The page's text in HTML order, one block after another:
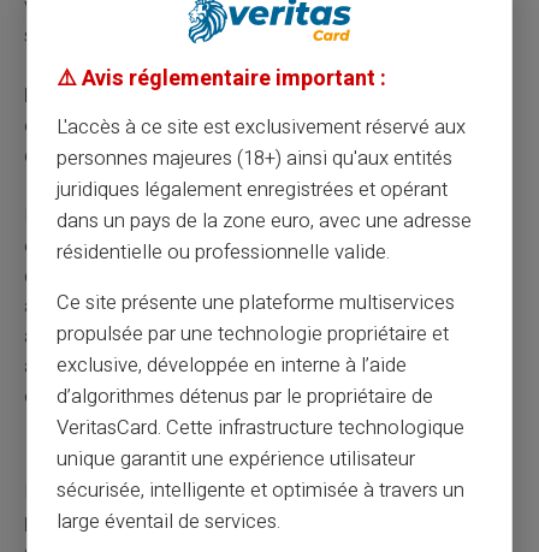
virement effectué, détectant rapidement toute activité
suspecte.
Plafonds :
Le montant des virements bancaires peut
être plafonné — ce plafond se définit dans la convention
de votre compte.
En appliquant ces étapes, vous réduisez les risques et
effectuez vos virements bancaires en toute sécurité,
durant une situation d'interdiction bancaire. La vigilance
active et la mise en place de dispositifs sécuritaires
adéquats protègent contre les fraudes et les erreurs,
assurant la sérénité lors de la réalisation de vos
opérations bancaires.
Droit au compte
La possibilité d'appeler à la Banque de France reste une
protection légale trop méconnue.
⚠️ Avis réglementaire important :
L'accès à ce site est exclusivement réservé aux
personnes majeures (18+) ainsi qu'aux entités
juridiques légalement enregistrées et opérant
dans un pays de la zone euro, avec une adresse
résidentielle ou professionnelle valide.
Ce site présente une plateforme multiservices
propulsée par une technologie propriétaire et
exclusive, développée en interne à l’aide
d’algorithmes détenus par le propriétaire de
VeritasCard. Cette infrastructure technologique
unique garantit une expérience utilisateur
sécurisée, intelligente et optimisée à travers un
large éventail de services.